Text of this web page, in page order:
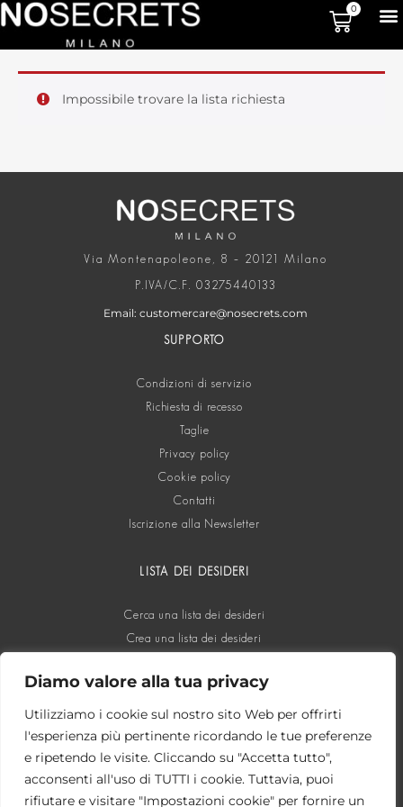
Diamo valore alla tua privacy
Utilizziamo i cookie sul nostro sito Web per offrirti
l'esperienza più pertinente ricordando le tue preferenze
e ripetendo le visite. Cliccando su "Accetta tutto",
acconsenti all'uso di TUTTI i cookie. Tuttavia, puoi
rifiutare e visitare "Impostazioni cookie" per fornire un
0
Impossibile trovare la lista richiesta
Via Montenapoleone, 8 – 20121 Milano
P.IVA/C.F. 03275440133
Email: customercare@nosecrets.com
SUPPORTO
Condizioni di servizio
Richiesta di recesso
Taglie
Privacy policy
Cookie policy
Contatti
Iscrizione alla Newsletter
LISTA DEI DESIDERI
Cerca una lista dei desideri
Crea una lista dei desideri
SOCIAL